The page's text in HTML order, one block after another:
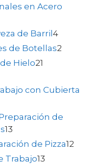
en Acero
de Barril4
de Botellas2
Hielo21
con Cubierta
de
13
de Pizza12
Trabajo13